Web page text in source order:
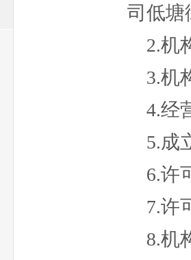
司低塘
2.机
3.机
4.经
5.成
6.许
7.许
8.机